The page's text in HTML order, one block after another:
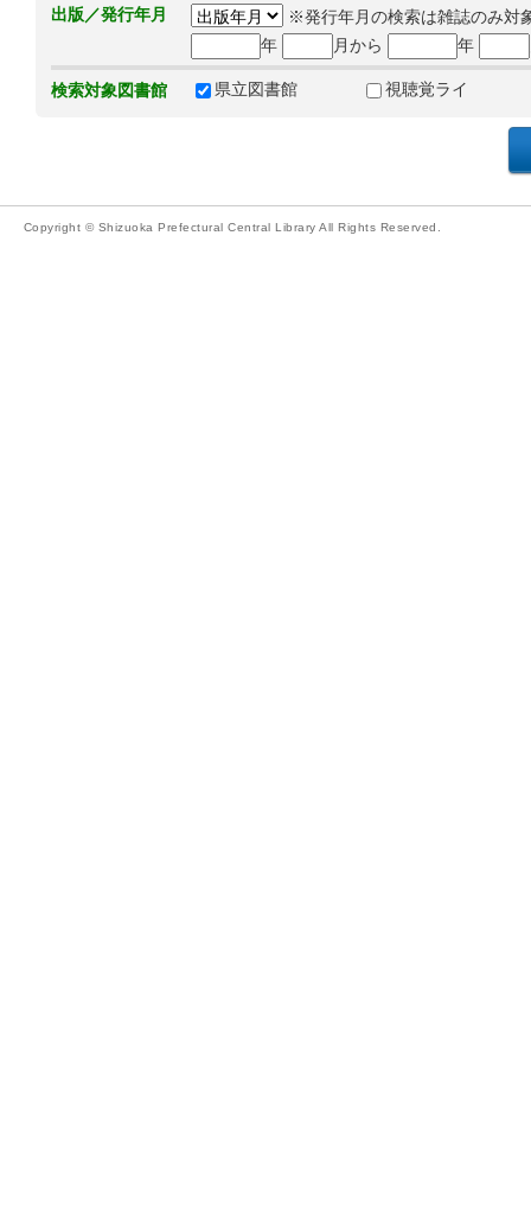
出版／発行年月
※発行年月の検索は雑誌のみ対
年
月から 年
検索対象図書館 県立図書館 視聴覚ライ
Copyright © Shizuoka Prefectural Central Library All Rights Reserved.